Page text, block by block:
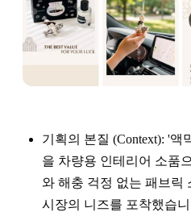
기획의 본질 (Context): '
을 차량용 인테리어 소품
와 해충 걱정 없는 패브릭
시장의 니즈를 포착했습